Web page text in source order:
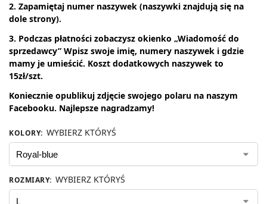
2. Zapamiętaj numer naszywek (naszywki znajdują się na
dole strony).
3. Podczas płatności zobaczysz okienko „Wiadomość do
sprzedawcy” Wpisz swoje imię, numery naszywek i gdzie
mamy je umieścić. Koszt dodatkowych naszywek to
15zł/szt.
Koniecznie opublikuj zdjęcie swojego polaru na naszym
Facebooku. Najlepsze nagradzamy!
KOLORY: WYBIERZ KTÓRYŚ
ROZMIARY: WYBIERZ KTÓRYŚ